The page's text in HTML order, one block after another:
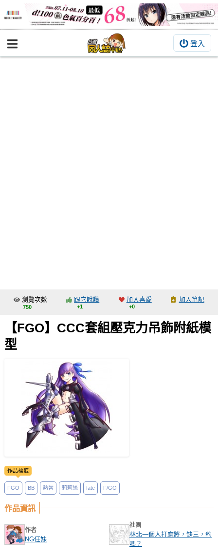
登入
BOOKY書集倉庫
交流中心
攤位轉讓區
會員功能選單
註冊會員
登入
瀏覽次數
750
跟它說讚
+1
加入喜愛
+0
加入筆記
【FGO】CCC套組壓克力吊飾附紙模
型
作品標籤
FGO BB 熱唇 莉莉絲 fate F/GO
作品資訊
作者
NG任妹
社團
林北一個人打麻將，缺三，約
嗎？